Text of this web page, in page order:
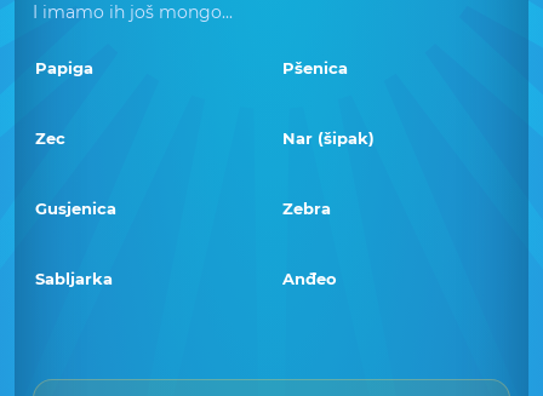
I imamo ih još mongo...
Papiga Pšenica
Zec Nar (šipak)
Gusjenica Zebra
Sabljarka Anđeo